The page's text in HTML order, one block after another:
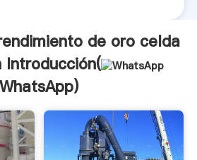
de oro celda
WhatsApp)